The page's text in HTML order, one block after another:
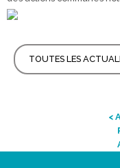
TOUTES LES
<